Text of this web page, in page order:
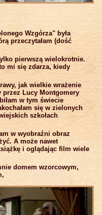
Wzgórza" była
przeczytałam (dość
pierwszą wielokrotnie.
mi się zdarza, kiedy
jak wielkie wrażenie
przez Lucy Montgomery
w tym świecie
się w zielonych
szkołach
w wyobraźni obraz
A może nawet
i oglądając film wiele
domem wzorcowym,